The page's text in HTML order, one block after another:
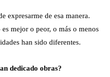
expresarme de esa manera.
mejor o peor, o más o menos
han sido diferentes.
dedicado obras?